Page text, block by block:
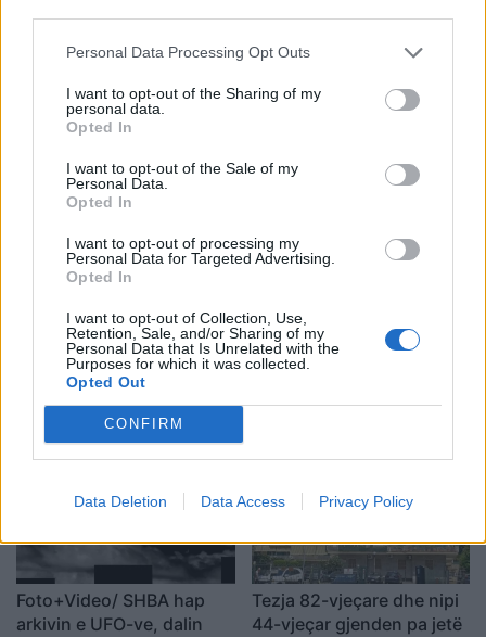
Personal Data Processing Opt Outs
I want to opt-out of the Sharing of my
personal data.
Opted In
I want to opt-out of the Sale of my
Personal Data.
Opted In
I want to opt-out of processing my
Personal Data for Targeted Advertising.
Opted In
I want to opt-out of Collection, Use,
Retention, Sale, and/or Sharing of my
Personal Data that Is Unrelated with the
Purposes for which it was collected.
Opted Out
CONFIRM
Data Deletion Data Access Privacy Policy
Apeli bllokon projektin e
sallës së vallëzimit në
paralajmëron ankim në
Supreme: Vendim politik
Video/ Tragjedi në Ceuta, i
Maroku me parashutë bie
Përhapja e virusit të Nilit
Perëndimor ngre
Apeli ndalon përkohësisht
projektin 400 milionë
Foto+Video/ SHBA hap
arkivin e UFO-ve, dalin
Tezja 82-vjeçare dhe nipi
44-vjeçar gjenden pa jetë